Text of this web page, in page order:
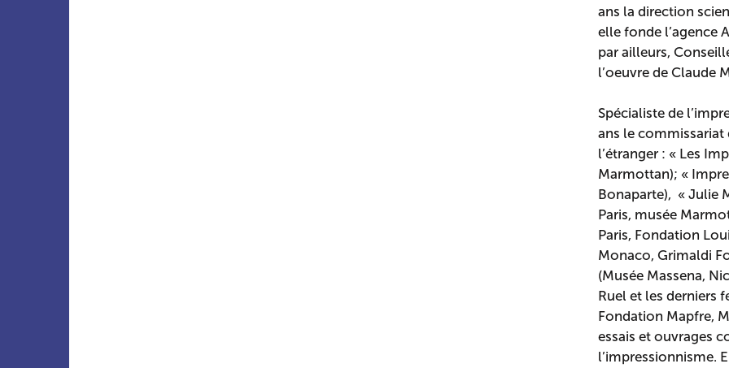
ans la direction
elle fonde l’agence
par ailleurs,
l’oeuvre de Claude
Spécialiste de
ans le commissariat
l’étranger : « Les
Marmottan); «
Bonaparte), « Julie
Paris, musée
Paris, Fondation
Monaco, Grimaldi
(Musée Massena,
Ruel et les derniers
Fondation Mapfre,
essais et ouvrages
l’impressionnisme.